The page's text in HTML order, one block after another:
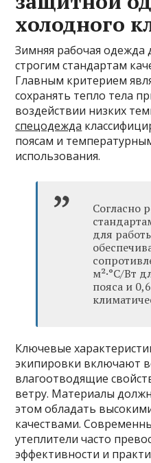
холодного
Зимняя рабочая одежда
строгим стандартам
Главным критерием
сохранять тепло тела
воздействии низких
спецодежда
поясам и
использования.
Согласно
для
м²·°С/Вт
пояса и
Ключевые
экипировки включают
влагоотводящие
ветру. Материалы
этом обладать
качествами.
утеплители часто
эффективности и